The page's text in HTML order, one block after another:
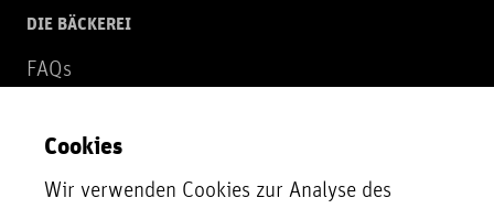
DIE BÄCKEREI
FAQs
NEWSLETTER
Zur Newsletter Anmeldung
Cookies
Wir verwenden Cookies zur Analyse des